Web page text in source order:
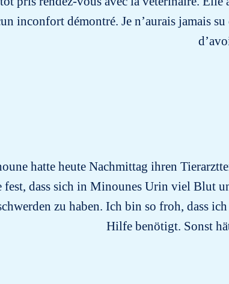
inconfort démontré. Je n’aurais jamais
hatte heute Nachmittag ihren
fest, dass sich in Minounes Urin viel Blut
zu haben. Ich bin so froh, dass
Hilfe benötigt. Sonst